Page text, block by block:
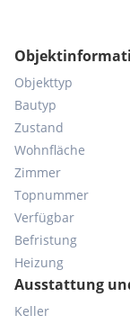
Objekttyp
Bautyp
Zustand
Wohnfläche
Zimmer
Topnummer
Verfügbar
Befristung
Heizung
Ausstattung
Keller